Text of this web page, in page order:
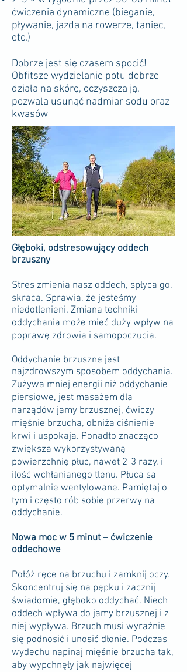
ćwiczenia dynamiczne (bieganie,
pływanie, jazda na rowerze, taniec,
etc.)
Dobrze jest się czasem spocić!
Obfitsze wydzielanie potu dobrze
działa na skórę, oczyszcza ją,
pozwala usunąć nadmiar sodu oraz
kwasów
Głęboki, odstresowujący oddech
brzuszny
Stres zmienia nasz oddech, spłyca go,
skraca. Sprawia, że jesteśmy
niedotlenieni. Zmiana techniki
oddychania może mieć duży wpływ na
poprawę zdrowia i samopoczucia.
Oddychanie brzuszne jest
najzdrowszym sposobem oddychania.
Zużywa mniej energii niż oddychanie
piersiowe, jest masażem dla
narządów jamy brzusznej, ćwiczy
mięśnie brzucha, obniża ciśnienie
krwi i uspo­kaja. Ponadto znacząco
zwiększa wykorzystywaną
powierzchnię płuc, nawet 2-3 razy, i
ilość wchłanianego tlenu. Płuca są
optymalnie wentylowane. Pamiętaj o
tym i często rób sobie przerwy na
oddychanie.
Nowa moc w 5 minut – ćwiczenie
oddechowe
Połóż ręce na brzuchu i zamknij oczy.
Skoncentruj się na pępku i zacznij
świadomie, głęboko oddychać. Niech
oddech wpływa do jamy brzusznej i z
niej wypływa. Brzuch musi wyraźnie
się podnosić i unosić dłonie. Podczas
wydechu napinaj mięśnie brzucha tak,
aby wypchnęły jak najwięcej